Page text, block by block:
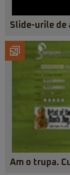
Slide-urile de
Am o trupa.